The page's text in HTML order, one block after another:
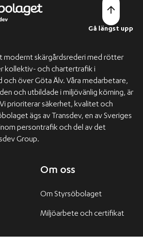
Gå längst upp
modernt skärgårdsrederi med rötter
kollektiv- och chartertrafik i
över Göta Älv. Våra medarbetare,
och utbildade i miljövänlig körning, är
prioriterar säkerhet, kvalitet och
ägs av Transdev, en av Sveriges
persontrafik och del av det
Group.
Om oss
Om Styrsöbolaget
Miljöarbete och certifikat